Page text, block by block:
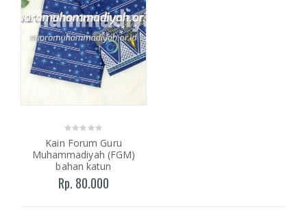
Kain Forum Guru
Muhammadiyah (FGM)
bahan katun
Rp. 80.000